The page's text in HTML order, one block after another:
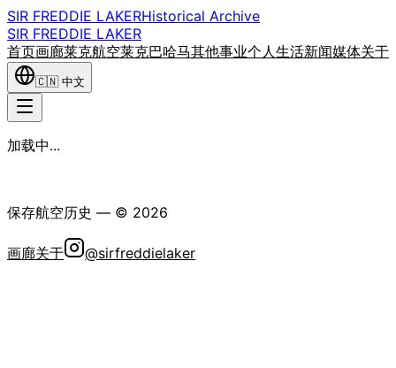
SIR FREDDIE LAKERHistorical Archive
SIR FREDDIE LAKER
首页画廊莱克航空莱克巴哈马其他事业个人生活新闻媒体关于
🇨🇳 中文
加载中...
保存航空历史 — © 2026
画廊关于 @sirfreddielaker